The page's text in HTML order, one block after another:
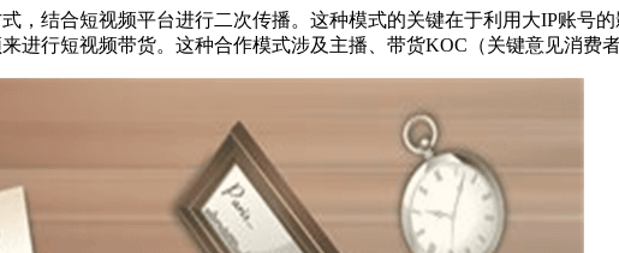
，结合短视频平台进行二次传播。这种模式的关键在于利用大IP账号
进行短视频带货。这种合作模式涉及主播、带货KOC（关键意见消费